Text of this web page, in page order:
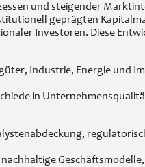
und steigender
geprägten
Investoren. Diese
Industrie, Energie und
in